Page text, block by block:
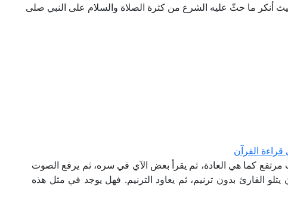
أنكر ما حثّ عليه الشرع من كثرة الصلاة والسلام على النبي صلى
القرآن
مرتفع كما هي العادة، ثم يقرأ بعض الآي في سره، ثم يرفع الصوت
يتلو القارئ بدون ترنيم، ثم يعاود الترنيم. فهل يوجد في مثل هذه